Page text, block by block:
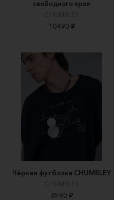
свободного кроя
CHUMBLEY
10490 ₽
Чёрная футболка CHUMBLEY
CHUMBLEY
8590 ₽